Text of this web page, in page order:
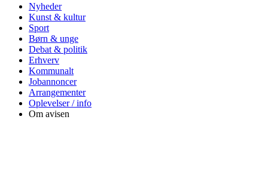
Nyheder
Kunst & kultur
Sport
Børn & unge
Debat & politik
Erhverv
Kommunalt
Jobannoncer
Arrangementer
Oplevelser / info
Om avisen